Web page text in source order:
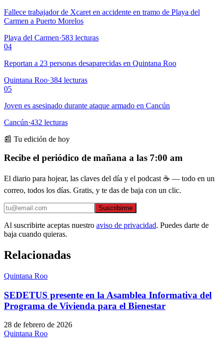
Fallece trabajador de Xcaret en accidente en tramo de Playa del
Carmen a Puerto Morelos
Playa del Carmen·583 lecturas
04
Reportan a 23 personas desaparecidas en Quintana Roo
Quintana Roo·384 lecturas
05
Joven es asesinado durante ataque armado en Cancún
Cancún·432 lecturas
📰 Tu edición de hoy
Recibe el periódico de mañana a las 7:00 am
El diario para hojear, las claves del día y el podcast ☕ — todo en un
correo, todos los días. Gratis, y te das de baja con un clic.
Suscribirme
Al suscribirte aceptas nuestro aviso de privacidad. Puedes darte de
baja cuando quieras.
Relacionadas
Quintana Roo
SEDETUS presente en la Asamblea Informativa del
Programa de Vivienda para el Bienestar
28 de febrero de 2026
Quintana Roo